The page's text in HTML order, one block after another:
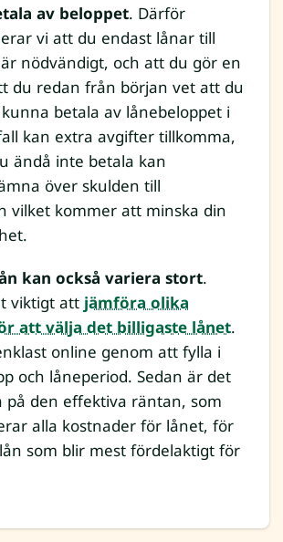
av beloppet. Därför
vi att du endast lånar till
nödvändigt, och att du gör en
du redan från början vet att du
betala av lånebeloppet i
kan extra avgifter tillkomma,
ändå inte betala kan
över skulden till
vilket kommer att minska din
kan också variera stort.
viktigt att jämföra olika
att välja det billigaste lånet.
online genom att fylla i
och låneperiod. Sedan är det
på den effektiva räntan, som
alla kostnader för lånet, för
som blir mest fördelaktigt för